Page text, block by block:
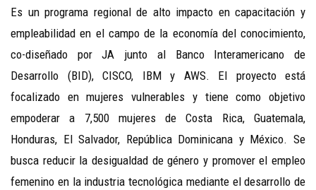
Es un programa regional de alto impacto en capacitación y
empleabilidad en el campo de la economía del conocimiento,
co-diseñado por JA junto al Banco Interamericano de
Desarrollo (BID), CISCO, IBM y AWS. El proyecto está
focalizado en mujeres vulnerables y tiene como objetivo
empoderar a 7,500 mujeres de Costa Rica, Guatemala,
Honduras, El Salvador, República Dominicana y México. Se
busca reducir la desigualdad de género y promover el empleo
femenino en la industria tecnológica mediante el desarrollo de